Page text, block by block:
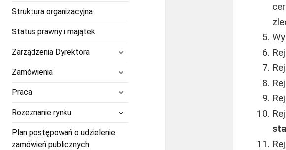
Struktura organizacyjna
Status prawny i majątek
Zarządzenia Dyrektora
rozwiń
menu
Zamówienia
Praca
Rozeznanie rynkurozwiń
menu
potomne
Plan postępowań o udzielenie
zamówień publicznych